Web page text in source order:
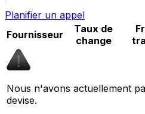
Planifier un appel
Fournisseur
Taux de
change
Nous n'avons actuellement
devise.